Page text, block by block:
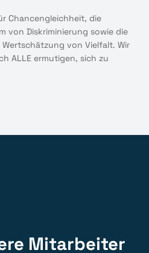
Chancengleichheit, die
von Diskriminierung sowie die
von Vielfalt. Wir
ALLE ermutigen, sich zu
Mitarbeiter